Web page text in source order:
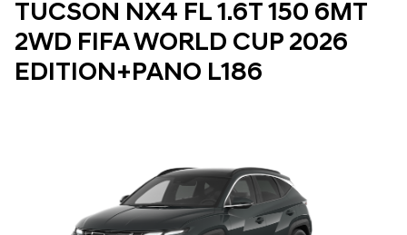
TUCSON NX4 FL 1.6T 150 6MT
2WD FIFA WORLD CUP 2026
EDITION+PANO L186